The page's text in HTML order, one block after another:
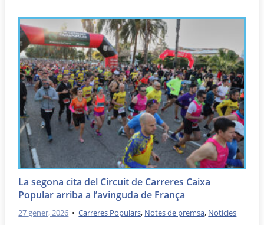
La segona cita del Circuit de Carreres Caixa
Popular arriba a l’avinguda de França
27 gener, 2026 •Carreres Populars, Notes de premsa, Notícies